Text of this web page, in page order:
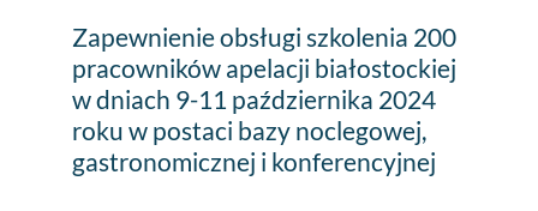
Zapewnienie
obsługi
szkolenia
200
pracowników
Zapewnienie obsługi szkolenia 200
pracowników apelacji białostockiej
w dniach 9-11 października 2024
roku w postaci bazy noclegowej,
gastronomicznej i konferencyjnej